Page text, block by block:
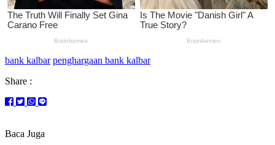
bank kalbar penghargaan bank kalbar
Share :
Baca Juga